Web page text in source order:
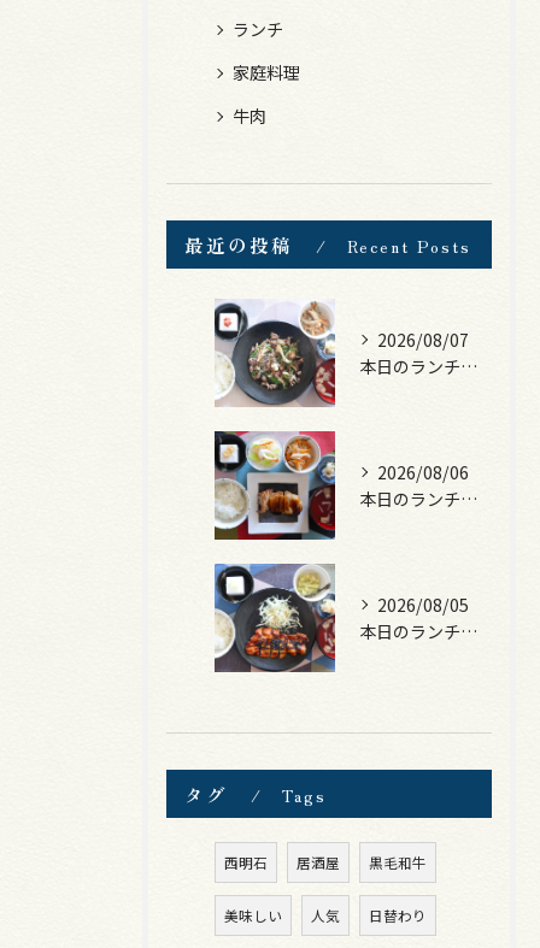
ランチ
家庭料理
牛肉
最近の投稿 Recent Posts
2026/08/07
本日のランチは、黒毛和牛のチャプチェ！
2026/08/06
本日のランチは、照焼きチキン！
2026/08/05
本日のランチは、ロース豚カツ梅はさみ！
タグ Tags
西明石 居酒屋 黒毛和牛
美味しい 人気 日替わり